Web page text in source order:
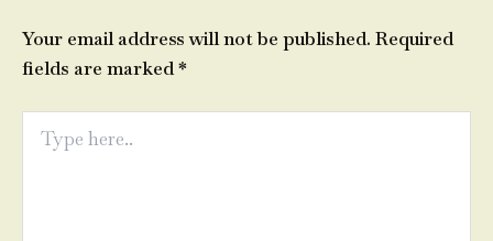
Your email address will not be published. Required
fields are marked*
here..